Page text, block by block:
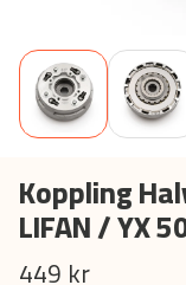
Koppling
LIFAN / YX
449 kr